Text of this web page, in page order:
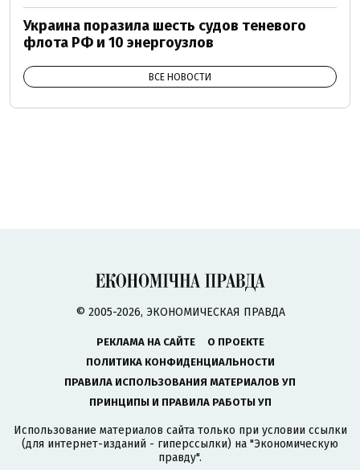
Украина поразила шесть судов теневого
флота РФ и 10 энергоузлов
ВСЕ НОВОСТИ
© 2005-2026, ЭКОНОМИЧЕСКАЯ ПРАВДА
РЕКЛАМА НА САЙТЕ
О ПРОЕКТЕ
ПОЛИТИКА КОНФИДЕНЦИАЛЬНОСТИ
ПРАВИЛА ИСПОЛЬЗОВАНИЯ МАТЕРИАЛОВ УП
ПРИНЦИПЫ И ПРАВИЛА РАБОТЫ УП
Использование материалов сайта только при условии ссылки
(для интернет-изданий - гиперссылки) на "Экономическую
правду".